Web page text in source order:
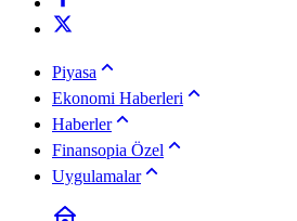
Piyasa
Ekonomi Haberleri
Haberler
Finansopia Özel
Uygulamalar